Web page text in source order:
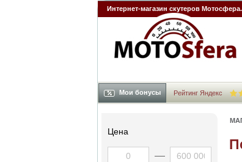
Интернет-магазин скутеров Мотосфера.
Мои бонусы Рейтинг Яндекс
Цена